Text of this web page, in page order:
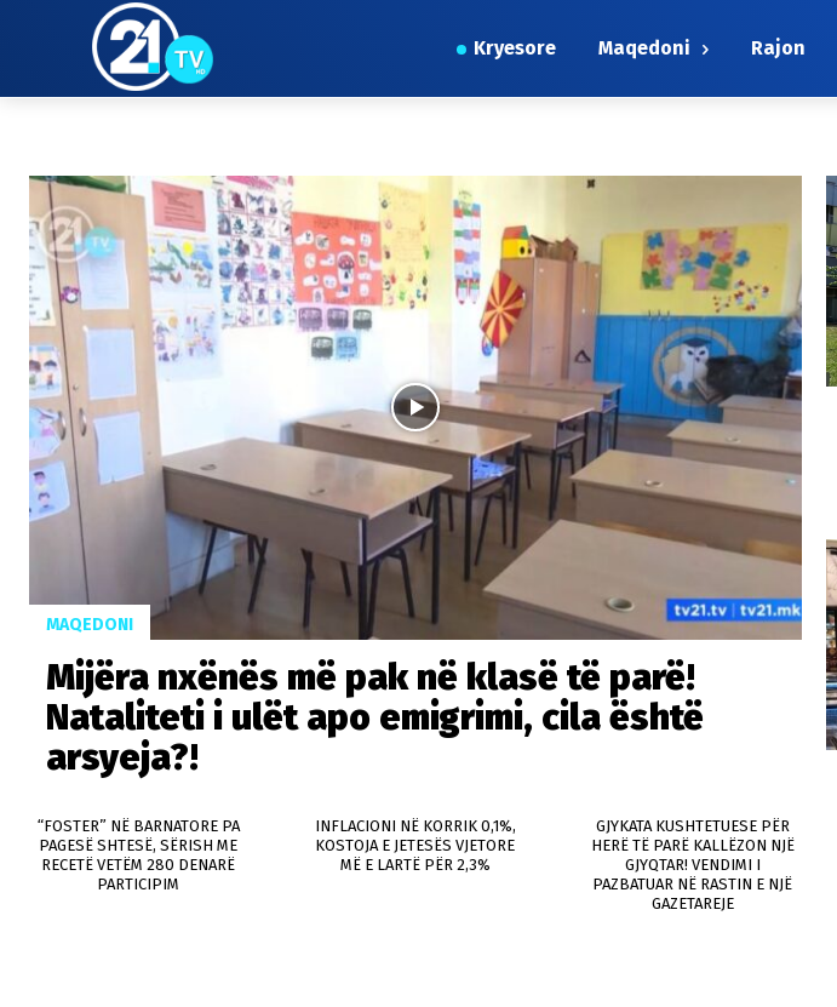
Kryesore Maqedoni Rajon
MAQEDONI
Mijëra nxënës më pak në klasë të parë!
Nataliteti i ulët apo emigrimi, cila është
arsyeja?!
“FOSTER” NË BARNATORE PA
PAGESË SHTESË, SËRISH ME
RECETË VETËM 280 DENARË
PARTICIPIM
INFLACIONI NË KORRIK 0,1%,
KOSTOJA E JETESËS VJETORE
MË E LARTË PËR 2,3%
GJYKATA KUSHTETUESE PËR
HERË TË PARË KALLËZON NJË
GJYQTAR! VENDIMI I
PAZBATUAR NË RASTIN E NJË
GAZETAREJE